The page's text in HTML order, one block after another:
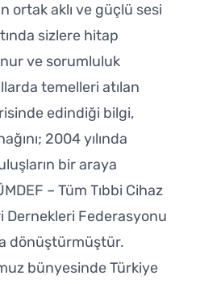
ortak aklı ve güçlü sesi
sizlere hitap
ve sorumluluk
temelleri atılan
edindiği bilgi,
2004 yılında
bir araya
– Tüm Tıbbi Cihaz
Dernekleri Federasyonu
dönüştürmüştür.
bünyesinde Türkiye